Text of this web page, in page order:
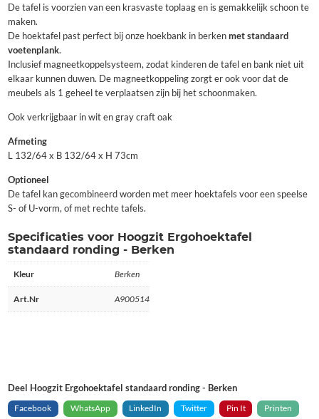
De tafel is voorzien van een krasvaste toplaag en is gemakkelijk schoon te
maken.
De hoektafel past perfect bij onze hoekbank in berken met standaard
voetenplank.
Inclusief magneetkoppelsysteem, zodat kinderen de tafel en bank niet uit
elkaar kunnen duwen. De magneetkoppeling zorgt er ook voor dat de
meubels als 1 geheel te verplaatsen zijn bij het schoonmaken.
Ook verkrijgbaar in wit en gray craft oak
Afmeting
L 132/64 x B 132/64 x H 73cm
Optioneel
De tafel kan gecombineerd worden met meer hoektafels voor een speelse
S- of U-vorm, of met rechte tafels.
Specificaties voor Hoogzit Ergohoektafel
standaard ronding - Berken
Kleur Berken
Art.Nr A900514
Deel Hoogzit Ergohoektafel standaard ronding - Berken
Facebook
WhatsApp LinkedIn Twitter Pin It Printen